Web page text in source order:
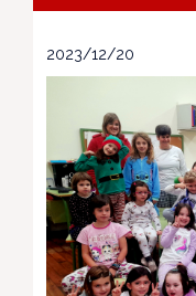
2023/12/20